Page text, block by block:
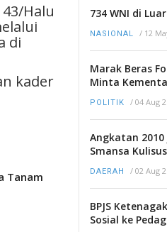
Halu
di
kader
Tanam
734 WNI di
NASIONAL / 12
Marak Beras
Minta
POLITIK / 04 Aug
Angkatan
Smansa
DAERAH / 02 Aug
BPJS
Sosial ke